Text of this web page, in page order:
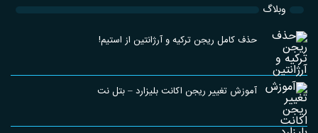
وبلاگ
حذف کامل ریجن ترکیه و آرژانتین از استیم!
آموزش تغییر ریجن اکانت بلیزارد – بتل نت